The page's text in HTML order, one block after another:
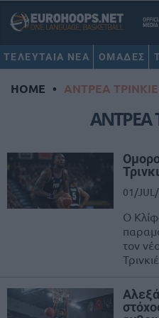
ΤΕΛΕΥΤΑΙΑ ΝΕΑ ΟΜΑΔΕΣ
HOME • ΑΝΤΡΕΑ
ΑΝΤΡΕΑ
01/
Ο
τον